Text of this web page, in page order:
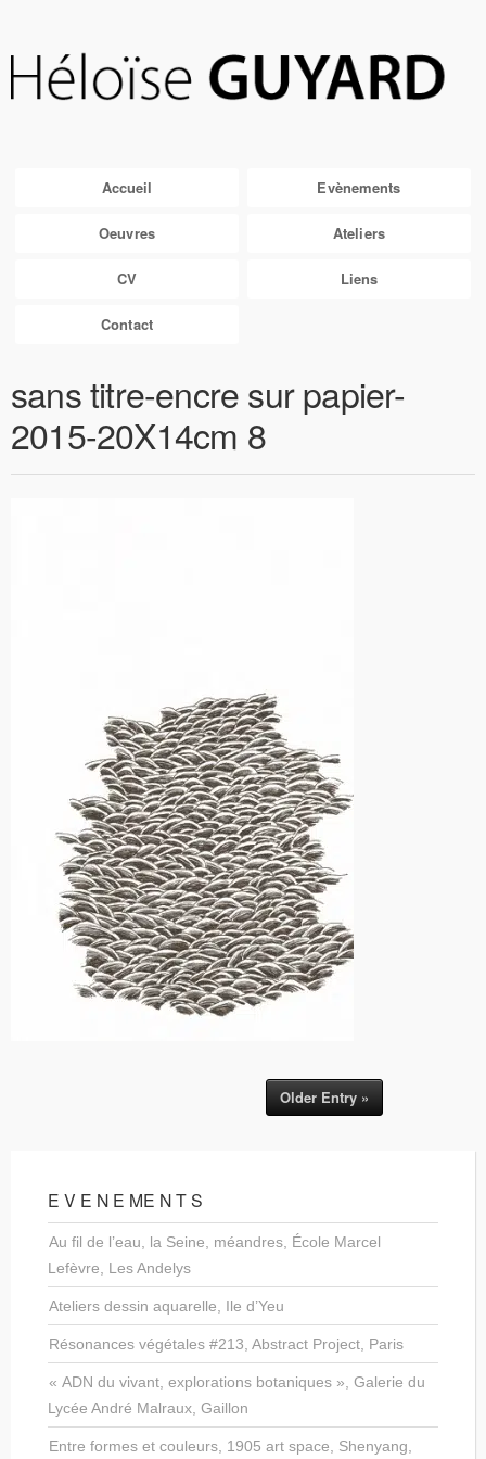
Accueil Evènements
Oeuvres Ateliers
CV Liens
Contact
sans titre-encre sur papier-
2015-20X14cm 8
Older Entry »
E V E N E ME N T S
Au fil de l’eau, la Seine, méandres, École Marcel
Lefèvre, Les Andelys
Ateliers dessin aquarelle, Ile d’Yeu
Résonances végétales #213, Abstract Project, Paris
« ADN du vivant, explorations botaniques », Galerie du
Lycée André Malraux, Gaillon
Entre formes et couleurs, 1905 art space, Shenyang,